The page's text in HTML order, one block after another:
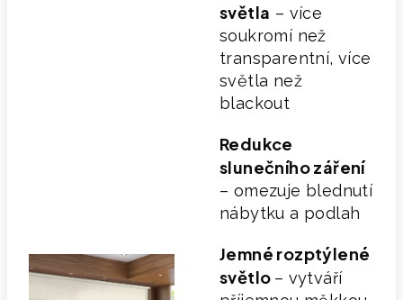
světla – více
soukromí než
transparentní, více
světla než
blackout
Redukce
slunečního záření
– omezuje blednutí
nábytku a podlah
Jemné rozptýlené
světlo – vytváří